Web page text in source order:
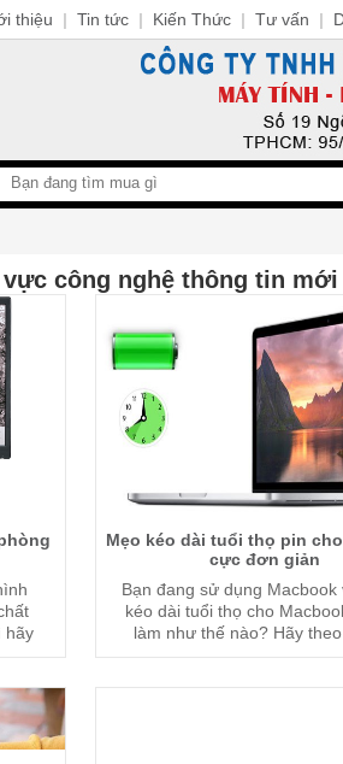
công nghệ thông tin mới
hãy
Mẹo kéo dài tuổi thọ pin
cực đơn giản
Bạn đang sử dụng Macbook
kéo dài tuổi thọ cho
làm như thế nào? Hãy
viết dưới đây của chúng
thiệu | Tin tức | Kiến Thức | Tư vấn |